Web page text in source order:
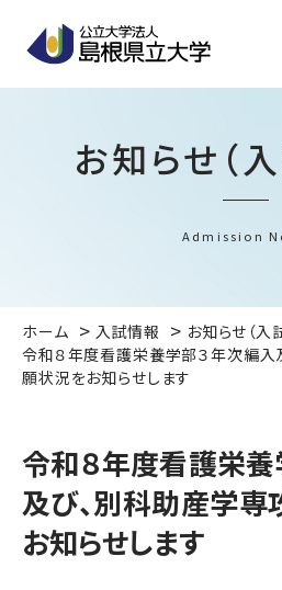
お知らせ（
Admission
ホーム 入試情報
お知らせ（入
令和８年度看護栄養学部３年次編入
願状況をお知らせします
令和８年度看護栄
及び、別科助産学
お知らせします